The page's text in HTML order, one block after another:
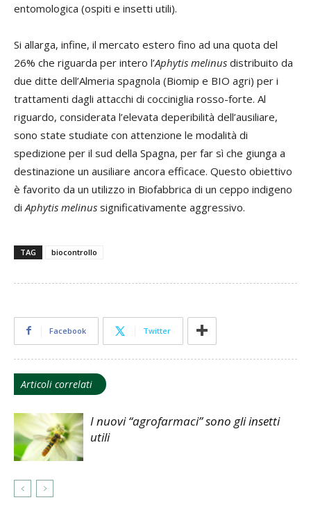
entomologica (ospiti e insetti utili).
Si allarga, infine, il mercato estero fino ad una quota del
26% che riguarda per intero l’Aphytis melinus distribuito da
due ditte dell’Almeria spagnola (Biomip e BIO agri) per i
trattamenti dagli attacchi di cocciniglia rosso-forte. Al
riguardo, considerata l’elevata deperibilità dell’ausiliare,
sono state studiate con attenzione le modalità di
spedizione per il sud della Spagna, per far sì che giunga a
destinazione un ausiliare ancora efficace. Questo obiettivo
è favorito da un utilizzo in Biofabbrica di un ceppo indigeno
di Aphytis melinus significativamente aggressivo.
TAG biocontrollo
Facebook Twitter
Articoli correlati
I nuovi “agrofarmaci” sono gli insetti
utili